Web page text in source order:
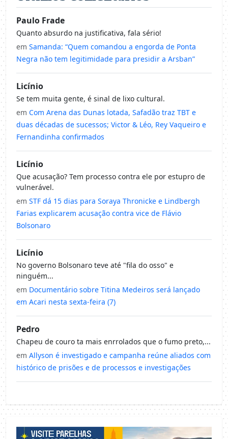
Paulo Frade
Quanto absurdo na justificativa, fala sério!
em Samanda: “Quem comandou a engorda de Ponta
Negra não tem legitimidade para presidir a Arsban”
Licínio
Se tem muita gente, é sinal de lixo cultural.
em Com Arena das Dunas lotada, Safadão traz TBT e
duas décadas de sucessos; Victor & Léo, Rey Vaqueiro e
Fernandinha confirmados
Licínio
Que acusação? Tem processo contra ele por estupro de
vulnerável.
em STF dá 15 dias para Soraya Thronicke e Lindbergh
Farias explicarem acusação contra vice de Flávio
Bolsonaro
Licínio
No governo Bolsonaro teve até "fila do osso" e
ninguém...
em Documentário sobre Titina Medeiros será lançado
em Acari nesta sexta-feira (7)
Pedro
Chapeu de couro ta mais enrrolados que o fumo preto,...
em Allyson é investigado e campanha reúne aliados com
histórico de prisões e de processos e investigações